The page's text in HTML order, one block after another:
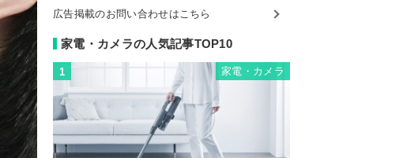
広告掲載のお問い合わせはこちら
家電・カメラの人気記事TOP10
1 家電・カメラ